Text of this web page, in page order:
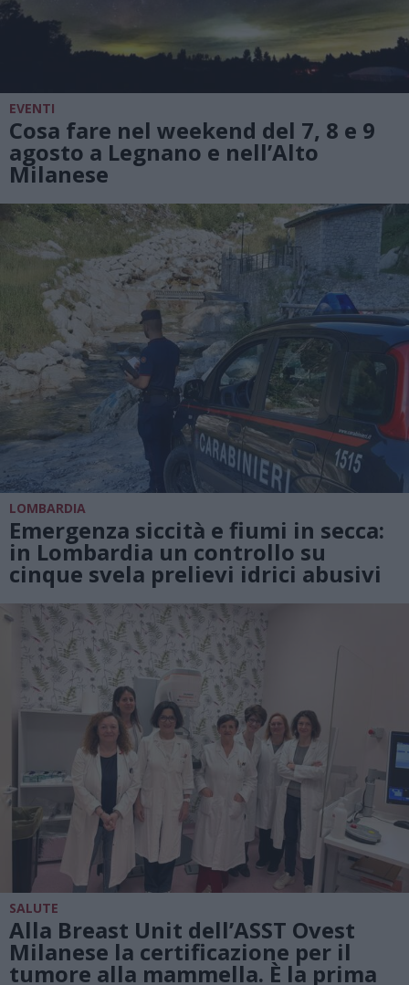
EVENTI
Cosa fare nel weekend del 7, 8 e 9
agosto a Legnano e nell’Alto
Milanese
LOMBARDIA
Emergenza siccità e fiumi in secca:
in Lombardia un controllo su
cinque svela prelievi idrici abusivi
SALUTE
Alla Breast Unit dell’ASST Ovest
Milanese la certificazione per il
tumore alla mammella. È la prima